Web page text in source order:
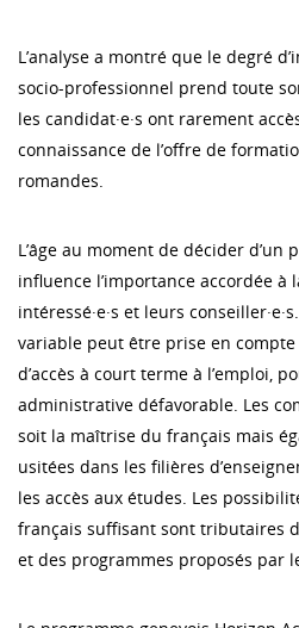
L’analyse a montré que le degré
socio-professionnel prend toute
les candidat·e·s ont rarement
connaissance de l’offre de
romandes.
L’âge au moment de décider d’un
influence l’importance accordée à
intéressé·e·s et leurs
variable peut être prise en
d’accès à court terme à l’emploi,
administrative défavorable. Les
soit la maîtrise du français mais
usitées dans les filières
les accès aux études. Les
français suffisant sont tributaires
et des programmes proposés par